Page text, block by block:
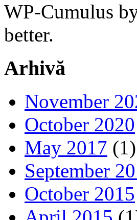
WP-Cumulus
better.
Arhivă
November
October 2020
May 2017 (1)
September
October 2015